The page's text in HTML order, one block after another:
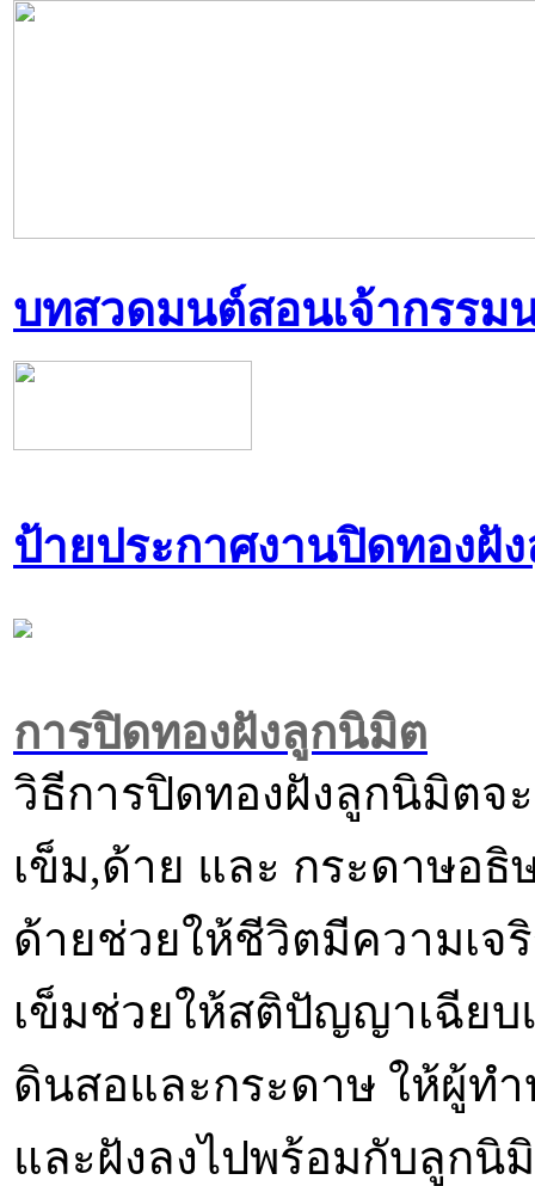
บทสวดมนต์สอนเจ้ากรรม
ป้ายประกาศงานปิดทองฝั
การปิดทองฝังลูกนิมิต
วิธีการปิดทองฝังลูกนิมิตจ
เข็ม,ด้าย และ กระดาษอธิ
ด้ายช่วยให้ชีวิตมีความเจ
เข็มช่วยให้สติปัญญาเฉีย
ดินสอและกระดาษ ให้ผู้ท
และฝังลงไปพร้อมกับลูกนิ